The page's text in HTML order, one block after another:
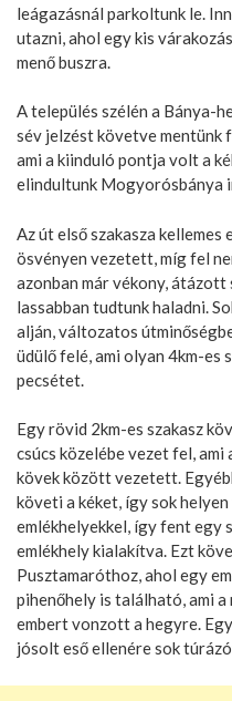
leágazásnál parkoltunk le.
utazni, ahol egy kis
menő buszra.
A település szélén a Bánya-
sév jelzést követve mentünk
ami a kiinduló pontja volt a
elindultunk Mogyorósbánya
Az út első szakasza kellemes
ösvényen vezetett, míg fel
azonban már vékony,
lassabban tudtunk haladni.
alján, változatos
üdülő felé, ami olyan 4km-es
pecsétet.
Egy rövid 2km-es szakasz
csúcs közelébe vezet fel,
kövek között vezetett.
követi a kéket, így sok
emlékhelyekkel, így fent egy
emlékhely kialakítva. Ezt
Pusztamaróthoz, ahol egy
pihenőhely is található, ami
embert vonzott a hegyre.
jósolt eső ellenére sok